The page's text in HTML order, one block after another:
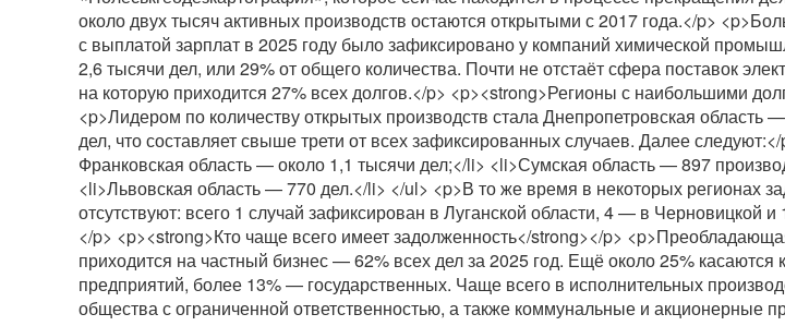
около двух тысяч активных производств остаются открытыми с 2017 года.</p>
с выплатой зарплат в 2025 году было зафиксировано у компаний химической
2,6 тысячи дел, или 29% от общего количества. Почти не отстаёт сфера поставок
на которую приходится 27% всех долгов.</p> <p><strong>Регионы с наибольшими
<p>Лидером по количеству открытых производств стала Днепропетровская область
дел, что составляет свыше трети от всех зафиксированных случаев. Далее
Франковская область — около 1,1 тысячи дел;</li> <li>Сумская область — 897
<li>Львовская область — 770 дел.</li> </ul> <p>В то же время в некоторых регионах
отсутствуют: всего 1 случай зафиксирован в Луганской области, 4 — в Черновицкой
</p> <p><strong>Кто чаще всего имеет задолженность</strong></p>
приходится на частный бизнес — 62% всех дел за 2025 год. Ещё около 25%
предприятий, более 13% — государственных. Чаще всего в исполнительных
общества с ограниченной ответственностью, а также коммунальные и акционерные